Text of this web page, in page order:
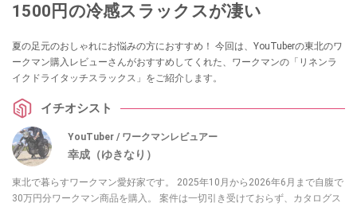
1500円の冷感スラックスが凄い
夏の足元のおしゃれにお悩みの方におすすめ！ 今回は、YouTuberの東北のワ
ークマン購入レビューさんがおすすめしてくれた、ワークマンの「リネンラ
イクドライタッチスラックス」をご紹介します。
イチオシスト
YouTuber / ワークマンレビュアー
幸成（ゆきなり）
東北で暮らすワークマン愛好家です。 2025年10月から2026年6月まで自腹で
30万円分ワークマン商品を購入。 案件は一切引き受けておらず、カタログス